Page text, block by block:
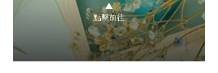
▲
點擊前往